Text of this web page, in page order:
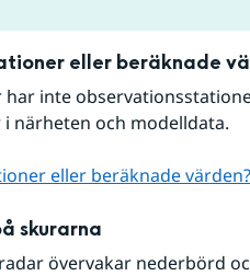
eller beräknade
har inte
närheten och modelldata.
eller beräknade värden?
skurarna
övervakar nederbörd